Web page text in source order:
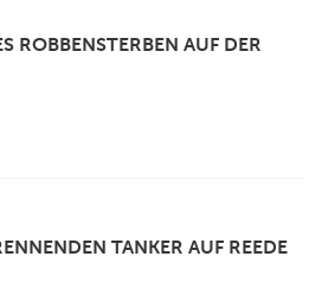
ROBBENSTERBEN AUF DER
TANKER AUF REEDE